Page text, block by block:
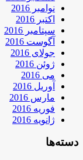
نوامبر 2016
اکتبر 2016
سپتامبر 2016
آگوست 2016
جولای 2016
ژوئن 2016
می 2016
آوریل 2016
مارس 2016
فوریه 2016
ژانویه 2016
دسته‌ها